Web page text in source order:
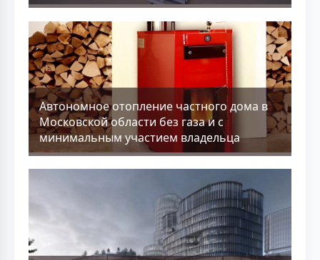
Aвтономное отопление частного дома в
Московской области без газа и с
минимальным участием владельца